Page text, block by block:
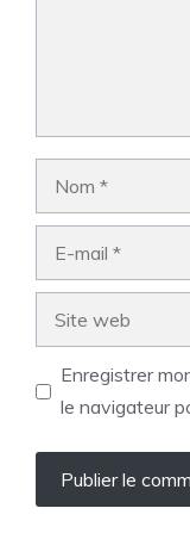
Enregistrer
le navigateur